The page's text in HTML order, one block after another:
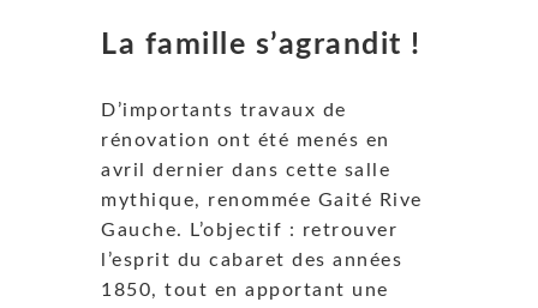
La famille s’agrandit !
D’importants travaux de
rénovation ont été menés en
avril dernier dans cette salle
mythique, renommée Gaité Rive
Gauche. L’objectif : retrouver
l’esprit du cabaret des années
1850, tout en apportant une